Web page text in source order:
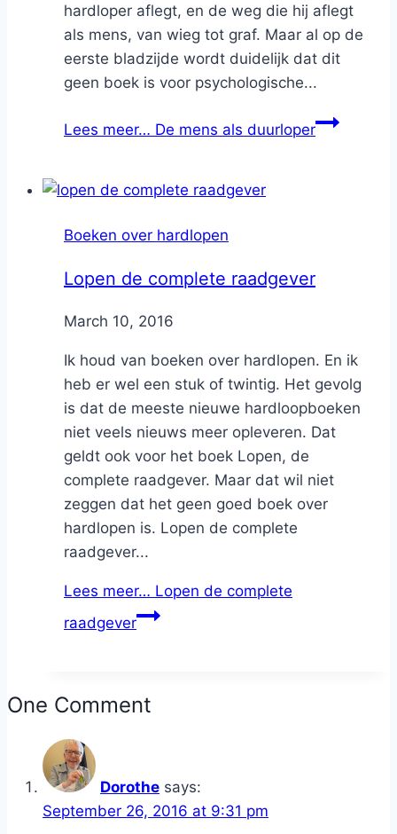
hardloper aflegt, en de weg die hij aflegt
als mens, van wieg tot graf. Maar al op de
eerste bladzijde wordt duidelijk dat dit
geen boek is voor psychologische...
Lees meer… De mens als duurloper
Boeken over hardlopen
Lopen de complete raadgever
ByNicole
March 10, 2016
Ik houd van boeken over hardlopen. En ik
heb er wel een stuk of twintig. Het gevolg
is dat de meeste nieuwe hardloopboeken
niet veels nieuws meer opleveren. Dat
geldt ook voor het boek Lopen, de
complete raadgever. Maar dat wil niet
zeggen dat het geen goed boek over
hardlopen is. Lopen de complete
raadgever...
Lees meer… Lopen de complete
raadgever
One Comment
Dorothe says:
September 26, 2016 at 9:31 pm